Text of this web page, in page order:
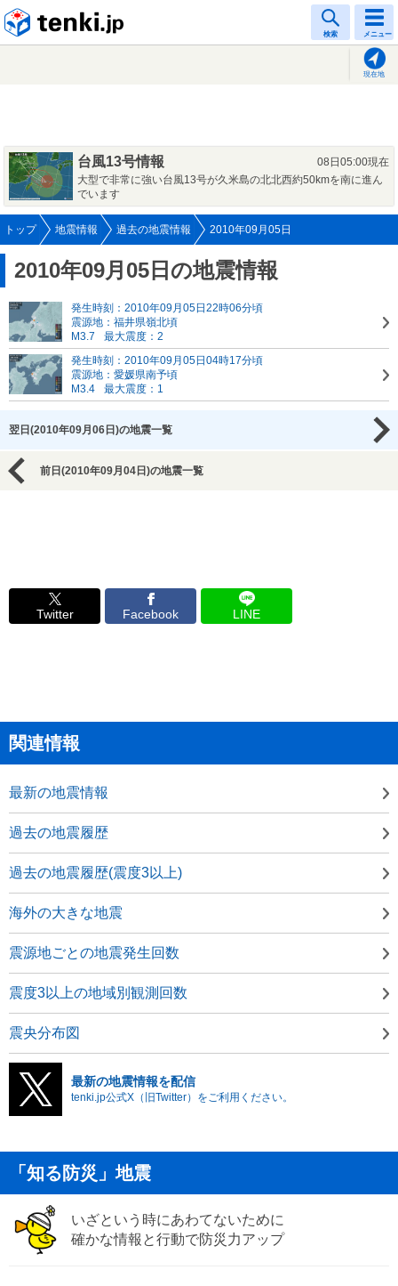
検索 メニュー
現在地
台風13号情報
08日05:00現在
大型で非常に強い台風13号が久米島の北北西約50kmを南に進ん
でいます
トップ 地震情報 過去の地震情報 2010年09月05日
2010年09月05日の地震情報
発生時刻：2010年09月05日22時06分頃
震源地：福井県嶺北頃
M3.7
最大震度：2
発生時刻：2010年09月05日04時17分頃
震源地：愛媛県南予頃
M3.4
最大震度：1
翌日(2010年09月06日)の地震一覧
前日(2010年09月04日)の地震一覧
Twitter Facebook LINE
関連情報
最新の地震情報
過去の地震履歴
過去の地震履歴(震度3以上)
海外の大きな地震
震源地ごとの地震発生回数
震度3以上の地域別観測回数
震央分布図
最新の地震情報を配信
tenki.jp公式X（旧Twitter）をご利用ください。
「知る防災」地震
いざという時にあわてないために
確かな情報と行動で防災力アップ